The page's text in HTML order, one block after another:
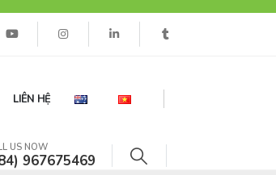
LIÊN HỆ
US NOW
967675469